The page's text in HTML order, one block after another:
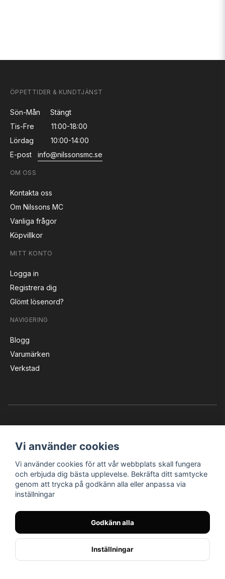
ÖPPETTIDER & KUNDTJÄNST
Sön-Mån
Stängt
Tis-Fre
11:00-18:00
Lördag
10:00-14:00
E-post
info@nilssonsmc.se
OM OSS
Kontakta oss
Om Nilssons MC
Vanliga frågor
Köpvillkor
MITT KONTO
Logga in
Registrera dig
Glömt lösenord?
NAVIGERING
Blogg
Varumärken
Verkstad
© Nilssons MC - Allt för dig & din MC
Instagram Facebook YouTube
Vi använder cookies
Vi använder cookies för att vår webbplats skall fungera
och erbjuda dig bästa upplevelse. Bekräfta ditt samtycke
genom att trycka på godkänn alla eller anpassa via
inställningar
Godkänn alla
Inställningar